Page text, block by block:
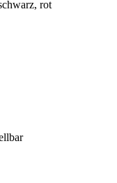
rot